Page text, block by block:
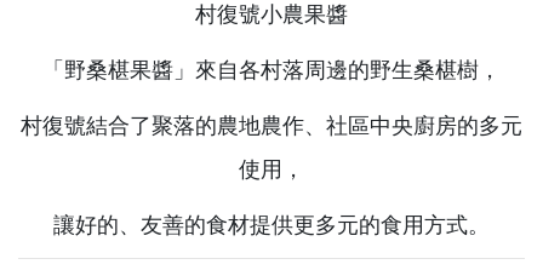
村復號小農果醬
「野桑椹果醬」來自各村落周邊的野生桑椹樹，
村復號結合了聚落的農地農作、社區中央廚房的多元
使用，
讓好的、友善的食材提供更多元的食用方式。